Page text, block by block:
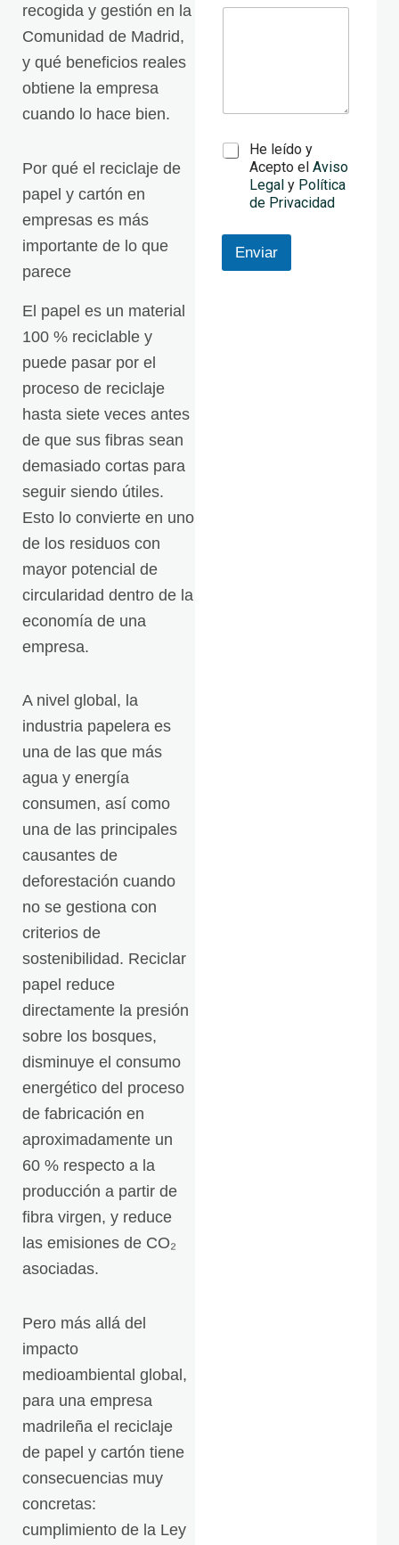
recogida y gestión en la
Comunidad de Madrid,
y qué beneficios reales
obtiene la empresa
cuando lo hace bien.
Por qué el reciclaje de
papel y cartón en
empresas es más
importante de lo que
parece
El papel es un material
100 % reciclable y
puede pasar por el
proceso de reciclaje
hasta siete veces antes
de que sus fibras sean
demasiado cortas para
seguir siendo útiles.
Esto lo convierte en uno
de los residuos con
mayor potencial de
circularidad dentro de la
economía de una
empresa.
A nivel global, la
industria papelera es
una de las que más
agua y energía
consumen, así como
una de las principales
causantes de
deforestación cuando
no se gestiona con
criterios de
sostenibilidad. Reciclar
papel reduce
directamente la presión
sobre los bosques,
disminuye el consumo
energético del proceso
de fabricación en
aproximadamente un
60 % respecto a la
producción a partir de
fibra virgen, y reduce
las emisiones de CO₂
asociadas.
Pero más allá del
impacto
medioambiental global,
para una empresa
madrileña el reciclaje
de papel y cartón tiene
consecuencias muy
concretas:
cumplimiento de la Ley
e
l
T
n
s
He leído y
Acepto el Aviso
Legal y Política
de Privacidad
Enviar